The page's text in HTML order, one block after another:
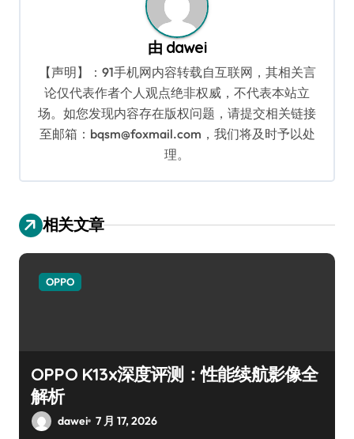
由 dawei
【声明】：91手机网内容转载自互联网，其相关言
论仅代表作者个人观点绝非权威，不代表本站立
场。如您发现内容存在版权问题，请提交相关链接
至邮箱：bqsm@foxmail.com，我们将及时予以处
理。
相关文章
OPPO
OPPO K13x深度评测：性能续航影像全
解析
dawei 7 月 17, 2026